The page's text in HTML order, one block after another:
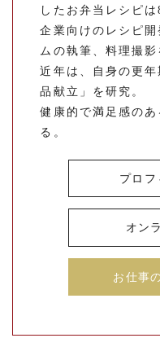
したお弁当レシピ
企業向けのレシピ
ムの執筆、料理撮影
近年は、自身の更
品献立」を研究。
健康的で満足感の
る。
プロフ
オン
お仕事